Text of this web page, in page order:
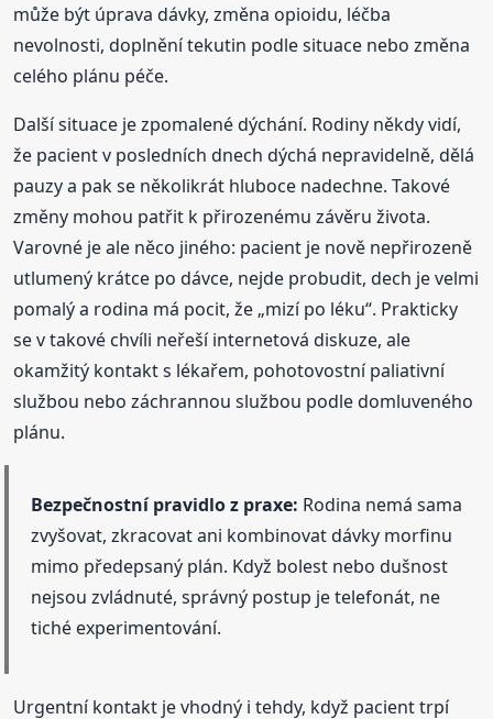
může být úprava dávky, změna opioidu, léčba
nevolnosti, doplnění tekutin podle situace nebo změna
celého plánu péče.
Další situace je zpomalené dýchání. Rodiny někdy vidí,
že pacient v posledních dnech dýchá nepravidelně, dělá
pauzy a pak se několikrát hluboce nadechne. Takové
změny mohou patřit k přirozenému závěru života.
Varovné je ale něco jiného: pacient je nově nepřirozeně
utlumený krátce po dávce, nejde probudit, dech je velmi
pomalý a rodina má pocit, že „mizí po léku“. Prakticky
se v takové chvíli neřeší internetová diskuze, ale
okamžitý kontakt s lékařem, pohotovostní paliativní
službou nebo záchrannou službou podle domluveného
plánu.
Bezpečnostní pravidlo z praxe: Rodina nemá sama
zvyšovat, zkracovat ani kombinovat dávky morfinu
mimo předepsaný plán. Když bolest nebo dušnost
nejsou zvládnuté, správný postup je telefonát, ne
tiché experimentování.
Urgentní kontakt je vhodný i tehdy, když pacient trpí